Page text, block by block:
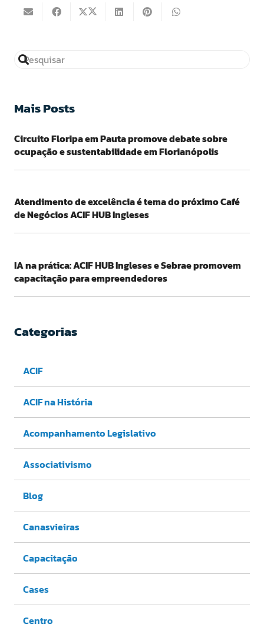
Mais Posts
Circuito Floripa em Pauta promove debate sobre
ocupação e sustentabilidade em Florianópolis
Atendimento de excelência é tema do próximo Café
de Negócios ACIF HUB Ingleses
IA na prática: ACIF HUB Ingleses e Sebrae promovem
capacitação para empreendedores
Categorias
ACIF
ACIF na História
Acompanhamento Legislativo
Associativismo
Blog
Canasvieiras
Capacitação
Cases
Centro